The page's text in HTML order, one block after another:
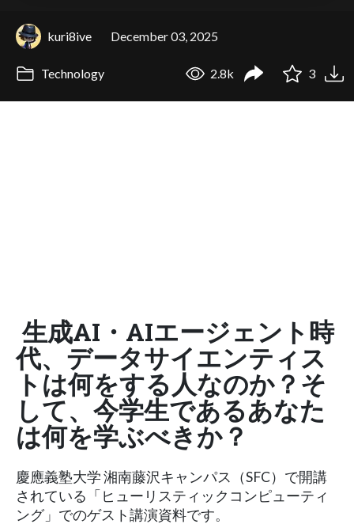
kuri8ive December 03, 2025
Technology 2.8k 3
生成AI・AIエージェント時
代、データサイエンティス
トは何をする人なのか？そ
して、今学生であるあなた
は何を学ぶべきか？
慶應義塾大学 湘南藤沢キャンパス（SFC）で開講
されている「ヒューリスティックコンピューティ
ング」でのゲスト講演資料です。